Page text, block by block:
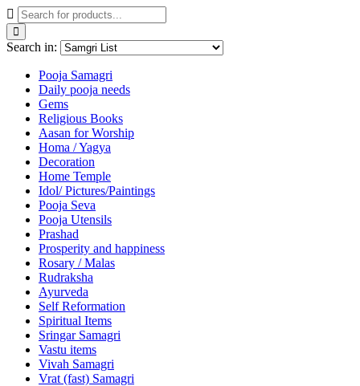
Search in:
Pooja Samagri
Daily pooja needs
Gems
Religious Books
Aasan for Worship
Homa / Yagya
Decoration
Home Temple
Idol/ Pictures/Paintings
Pooja Seva
Pooja Utensils
Prashad
Prosperity and happiness
Rosary / Malas
Rudraksha
Ayurveda
Self Reformation
Spiritual Items
Sringar Samagri
Vastu items
Vivah Samagri
Vrat (fast) Samagri